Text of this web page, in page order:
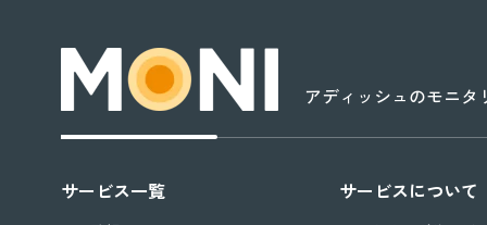
アディッシュのモニタ
サービス一覧 サービスについて